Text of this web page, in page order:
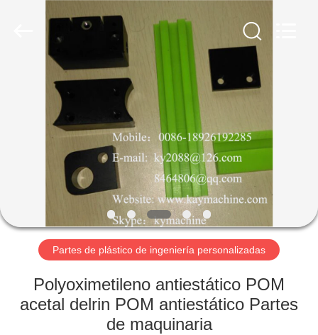
INICIO
PRODUCTOS
SOBRE
NOSOTROS
VISITA
FÁBRICA
Partes de plástico de ingeniería personalizadas
Polyoximetileno antiestático POM
acetal delrin POM antiestático Partes
de maquinaria